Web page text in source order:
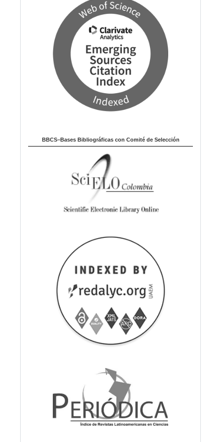
BBCS–Bases Bibliográficas con Comité de Selección